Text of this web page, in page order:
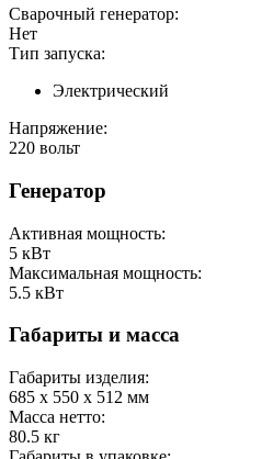
Сварочный генератор:
Нет
Тип запуска:
Электрический
Напряжение:
220 вольт
Генератор
Активная мощность:
5 кВт
Максимальная мощность:
5.5 кВт
Габариты и масса
Габариты изделия:
685 x 550 x 512 мм
Масса нетто:
80.5 кг